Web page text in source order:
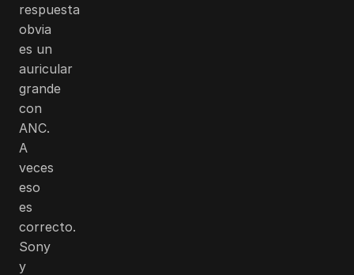
respuesta
obvia
es un
auricular
grande
con
ANC.
A
veces
eso
es
correcto.
Sony
y